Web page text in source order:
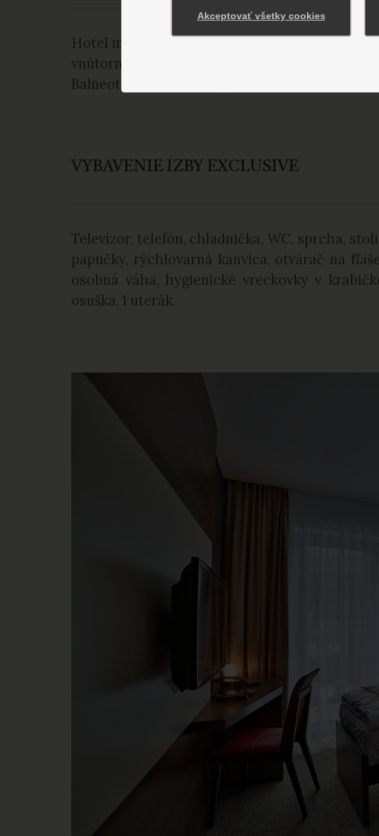
Hotel má kapacitu 145 lôžok, z toho je 70
vnútornou chodbou s hotelom Ozón /
Balneoterapiou /430 m/, kde sa podávajú
VYBAVENIE IZBY EXCLUSIVE
Televízor, telefón, chladnička, WC, sprcha,
papučky, rýchlovarná kanvica, otvárač na
osobná váha, hygienické vreckovky v
osuška, 1 uterák.
Akceptovať všetky cookies